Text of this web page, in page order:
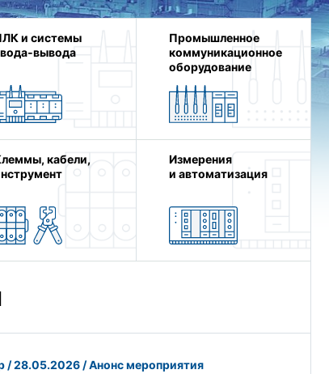
и системы
Промышленное
коммуникационное
оборудование
кабели,
Измерения
и автоматизация
/ 28.05.2026 / Анонс мероприятия